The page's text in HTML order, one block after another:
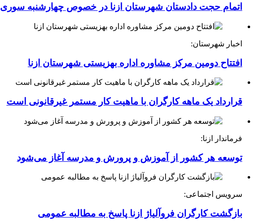
اتمام حجت دادستان شهرستان ازنا در خصوص چهارشنبه ‌سوری
اخبار شهرستان:
افتتاح دومین مرکز مشاوره اداره بهزیستی شهرستان ازنا
قرارداد یک ماهه کارگران با ماهیت کار مستمر غیرقانونی است
فرماندار ازنا:
توسعه هر کشور از آموزش و پرورش و مدرسه آغاز می‌شود
سرویس اجتماعی:
بازگشت کارگران فروآلیاژ ازنا پاسخ به مطالبه عمومی